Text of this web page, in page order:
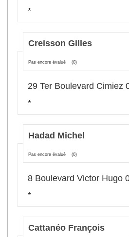
*
Creisson Gilles
Pas encore évalué (0)
29 Ter Boulevard Cimiez
*
Hadad Michel
Pas encore évalué (0)
8 Boulevard Victor Hugo
*
Cattanéo François